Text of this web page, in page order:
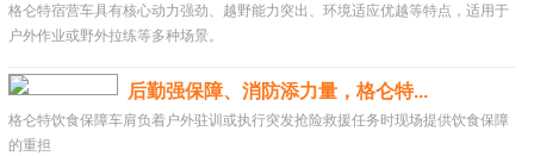
格仑特宿营车具有核心动力强劲、越野能力突出、环境适应优越等特点，适用于
户外作业或野外拉练等多种场景。
后勤强保障、消防添力量，格仑特...
格仑特饮食保障车肩负着户外驻训或执行突发抢险救援任务时现场提供饮食保障
的重担